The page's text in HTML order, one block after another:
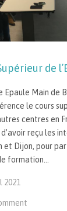
de
Epaule Main de
le cours
centres en
reçu les
et Dijon, pour
formation…
2021